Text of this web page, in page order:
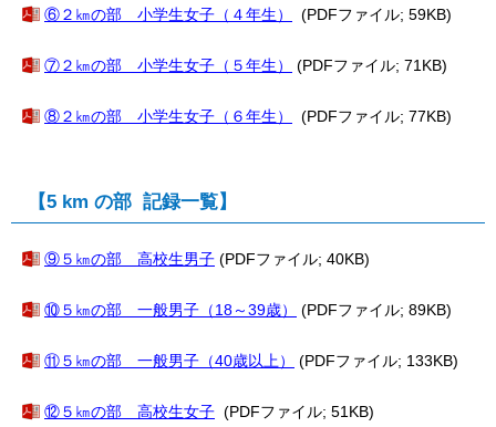
⑥２㎞の部 小学生女子（４年生） (PDFファイル; 59KB)
⑦２㎞の部 小学生女子（５年生） (PDFファイル; 71KB)
⑧２㎞の部 小学生女子（６年生） (PDFファイル; 77KB)
【5 km の部 記録一覧】
⑨５㎞の部 高校生男子 (PDFファイル; 40KB)
⑩５㎞の部 一般男子（18～39歳） (PDFファイル; 89KB)
⑪５㎞の部 一般男子（40歳以上） (PDFファイル; 133KB)
⑫５㎞の部 高校生女子 (PDFファイル; 51KB)